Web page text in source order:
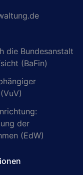
die Bundesanstalt
(BaFin)
der
(EdW)